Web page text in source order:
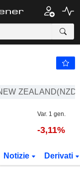
ZEALAND(NZD)
Var. 1 gen.
-3,11%
Notizie Derivati